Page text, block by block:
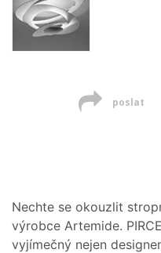
poslat
Nechte se okouzlit
výrobce Artemide.
vyjímečný nejen